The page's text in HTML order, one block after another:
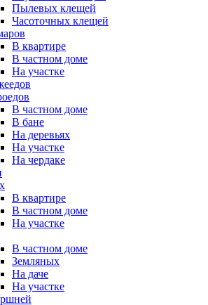
Пылевых клещей
Часоточных клещей
В квартире
В частном доме
На участке
В частном доме
В бане
На деревьях
На участке
На чердаке
В квартире
В частном доме
На участке
В частном доме
Земляных
На даче
На участке